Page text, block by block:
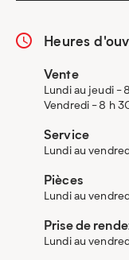
Heures
Vente
Lundi au jeudi -
Vendredi - 8 h
Service
Lundi au
Pièces
Lundi au
Prise de
Lundi au